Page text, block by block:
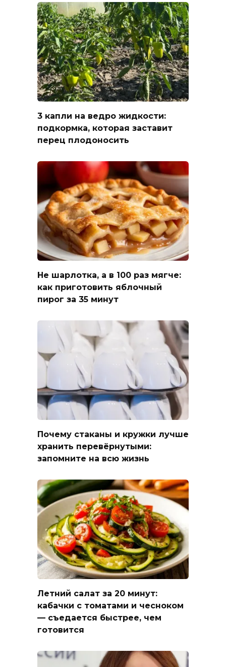
3 капли на ведро жидкости:
подкормка, которая заставит
перец плодоносить
Не шарлотка, а в 100 раз мягче:
как приготовить яблочный
пирог за 35 минут
Почему стаканы и кружки лучше
хранить перевёрнутыми:
запомните на всю жизнь
Летний салат за 20 минут:
кабачки с томатами и чесноком
— съедается быстрее, чем
готовится